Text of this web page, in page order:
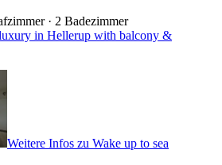
· 2 Badezimmer
in Hellerup with balcony &
Weitere Infos zu Wake up to sea